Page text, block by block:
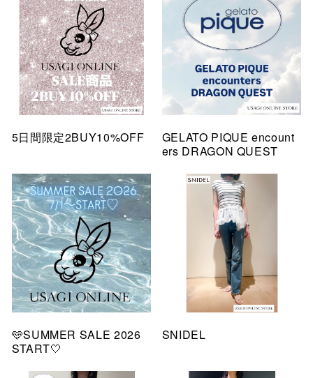
5日間限定2BUY10%OFF
GELATO PIQUE encount
ers DRAGON QUEST
🩵SUMMER SALE 2026
START🤍
SNIDEL